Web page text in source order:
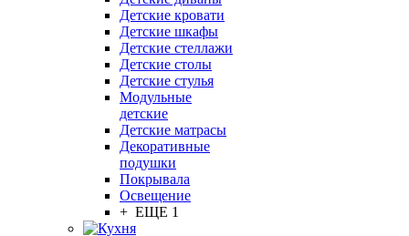
Детские кровати
Детские шкафы
Детские стеллажи
Детские столы
Детские стулья
Модульные
детские
Детские матрасы
Декоративные
подушки
Покрывала
Освещение
+ ЕЩЕ 1